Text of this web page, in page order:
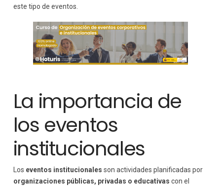
Recopilación de datos y métricas
Retroalimentación de los asistentes
Informe final y recomendaciones
Tendencias actuales en la gestión de eventos
institucionales
Digitalización y tecnología
Conclusión: Claves para el éxito en la gestión de eventos
institucionales
este tipo de eventos.
La importancia de
los eventos
institucionales
Los eventos institucionales son actividades planificadas por
organizaciones públicas, privadas o educativas con el